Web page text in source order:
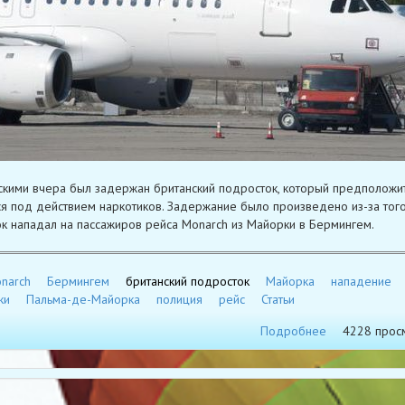
вчера был задержан британский подросток, который
под действием наркотиков. Задержание было произведено из-за
нападал на пассажиров рейса Monarch из Майорки в Бермингем.
Бермингем британский подросток Майорка
нападение
Пальма-де-Майорка полиция рейс
Статьи
Подробнее
4228